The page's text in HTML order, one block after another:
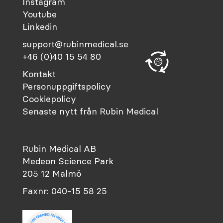
Youtube
Linkedin
support@rubinmedical.se
+46 (0)40 15 54 80
Rubin Medical AB
Medeon Science Park
205 12 Malmö
Faxnr: 040-15 58 25
Kontakt
Personuppgiftspolicy
Cookiepolicy
Senaste nytt från Rubin Medical